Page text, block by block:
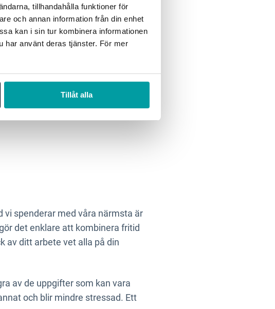
tillhandahålla funktioner för
och annan information från din enhet
kan i sin tur kombinera informationen
har använt deras tjänster. För mer
Tillåt alla
och fysiskt välmående. Familj,
arbetet med
över till att fokusera på dina
vi spenderar med våra närmsta är
det enklare att kombinera fritid
av ditt arbete vet alla på din
av de uppgifter som kan vara
och blir mindre stressad. Ett